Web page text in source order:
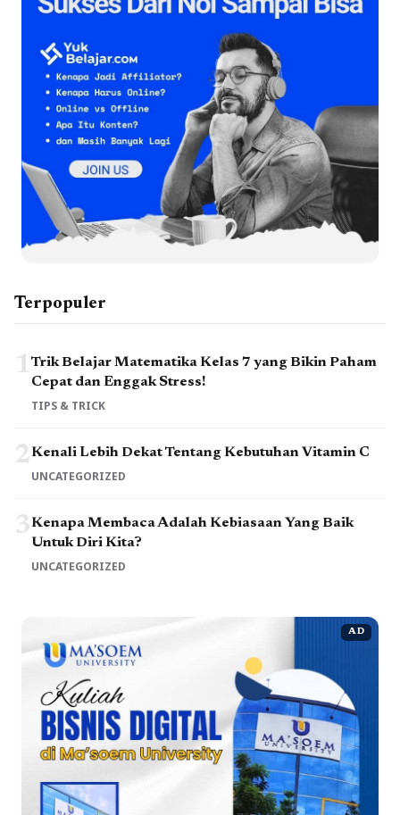
Terpopuler
1Trik Belajar Matematika Kelas 7 yang Bikin Paham
Cepat dan Enggak Stress!
TIPS & TRICK
2Kenali Lebih Dekat Tentang Kebutuhan Vitamin C
UNCATEGORIZED
3Kenapa Membaca Adalah Kebiasaan Yang Baik
Untuk Diri Kita?
UNCATEGORIZED
AD